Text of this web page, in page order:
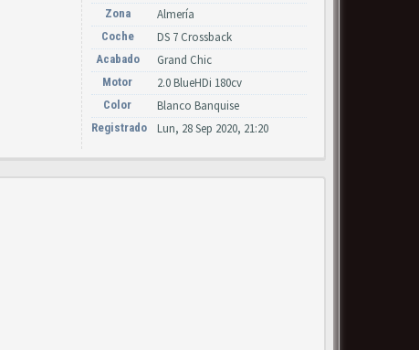
Zona Almería
Coche DS 7 Crossback
Acabado Grand Chic
Motor 2.0 BlueHDi 180cv
Color Blanco Banquise
Registrado Lun, 28 Sep 2020, 21:20